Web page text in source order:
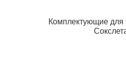
Комплектующие для